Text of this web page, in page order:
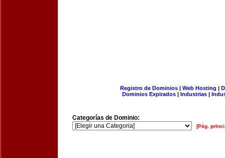
Registro de Dominios| Web Hosting |
Dominios Expirados | Industrias |
Categorías de Dominio:
[Pág.